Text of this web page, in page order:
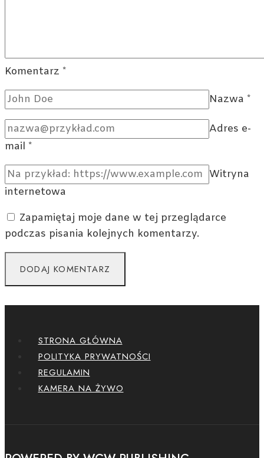
Komentarz *
Nazwa *
Adres e-
mail *
Witryna
internetowa
Zapamiętaj moje dane w tej przeglądarce
podczas pisania kolejnych komentarzy.
STRONA GŁÓWNA
POLITYKA PRYWATNOŚCI
REGULAMIN
KAMERA NA ŻYWO